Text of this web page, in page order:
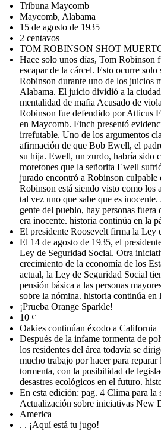
Tribuna Maycomb
Maycomb, Alabama
15 de agosto de 1935
2 centavos
TOM ROBINSON SHOT
Hace solo unos días, Tom Robinson
escapar de la cárcel. Esto ocurre solo
Robinson durante uno de los juicios
Alabama. El juicio dividió a la
mentalidad de mafia Acusado de
Robinson fue defendido por Atticus
en Maycomb. Finch presentó
irrefutable. Uno de los argumentos
afirmación de que Bob Ewell, el
su hija. Ewell, un zurdo, habría sido
moretones que la señorita Ewell
jurado encontró a Robinson
Robinson está siendo visto como los
tal vez uno que sabe que es
gente del pueblo, hay personas
era inocente. historia continúa en la
El presidente Roosevelt firma la Ley
El 14 de agosto de 1935, el
Ley de Seguridad Social. Otra
crecimiento de la economía de los
actual, la Ley de Seguridad Social
pensión básica a las personas
sobre la nómina. historia continúa en
¡Prueba Orange Sparkle!
10 ¢
Oakies continúan éxodo a California
Después de la infame tormenta de
los residentes del área todavía se
mucho trabajo por hacer para reparar
tormenta, con la posibilidad de
desastres ecológicos en el futuro.
En esta edición: pag. 4 Clima para la
Actualización sobre iniciativas New
America
. . ¡Aquí está tu jugo!